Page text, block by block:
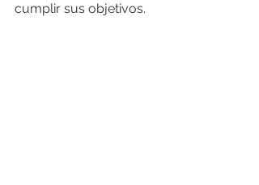
cumplir sus objetivos.